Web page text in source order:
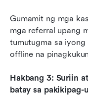
Gumamit ng mga
mga referral upang
tumutugma sa iyong
offline na
Hakbang 3: Suriin
batay sa pakikipag-